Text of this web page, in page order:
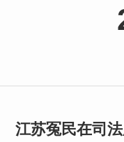
江苏冤民在司